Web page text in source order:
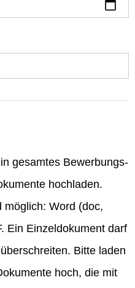
gesamtes Bewerbungs-
hochladen.
möglich: Word (doc,
Ein Einzeldokument darf
Bitte laden
hoch, die mit